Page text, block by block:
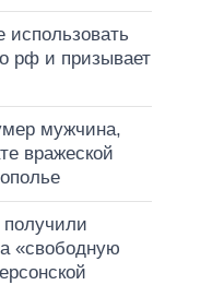
использовать
рф и призывает
мужчина,
вражеской
«свободную